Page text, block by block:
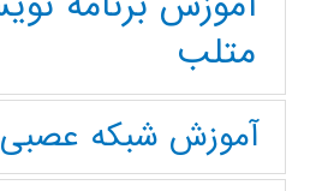
متلب
آموزش شبکه